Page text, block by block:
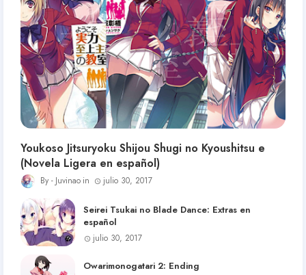
Youkoso Jitsuryoku Shijou Shugi no Kyoushitsu e
(Novela Ligera en español)
Juvinao julio 30, 2017
Seirei Tsukai no Blade Dance: Extras en
español
julio 30, 2017
Owarimonogatari 2: Ending